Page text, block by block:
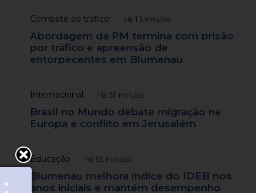
Combate ao tráfico Há 13 minutos
Abordagem da PM termina com prisão
por tráfico e apreensão de
entorpecentes em Blumenau
Internacional Há 35 minutos
Brasil no Mundo debate migração na
Europa e conflito em Jerusalém
Educação Há 55 minutos
Blumenau melhora índice do IDEB nos
anos iniciais e mantém desempenho